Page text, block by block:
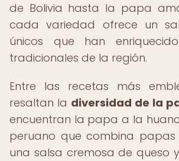
de Bolivia hasta la papa
cada variedad ofrece un
únicos que han
tradicionales de la región.
Entre las recetas más
resaltan la diversidad de la
encuentran la papa a la
peruano que combina papas
una salsa cremosa de queso